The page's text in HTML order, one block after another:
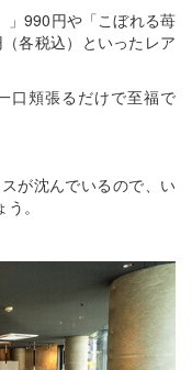
」990円や「こぼれる苺
各税込）といったレア
口頬張るだけで至福で
が沈んでいるので、い
。